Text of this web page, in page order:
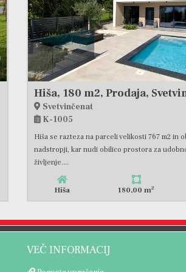
Hiša, 180 m2, Prodaja,
Svetvinčenat
K-1005
Hiša se razteza na parceli velikosti 767 m2 in
nadstropji, kar nudi obilico prostora za
življenje....
Hiša 180,00 m2
VEČ INFORMACIJ